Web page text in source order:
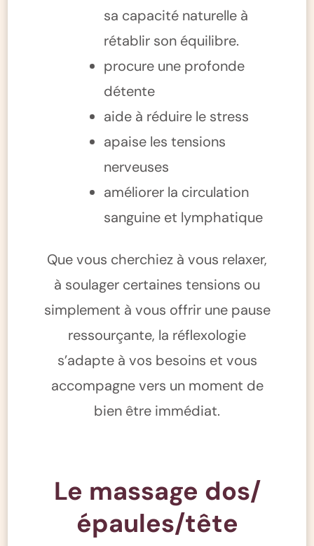
sa capacité naturelle à
rétablir son équilibre.
procure une profonde
détente
aide à réduire le stress
apaise les tensions
nerveuses
améliorer la circulation
sanguine et lymphatique
Que vous cherchiez à vous relaxer,
à soulager certaines tensions ou
simplement à vous offrir une pause
ressourçante, la réflexologie
s’adapte à vos besoins et vous
accompagne vers un moment de
bien être immédiat.
Le massage dos/
épaules/tête